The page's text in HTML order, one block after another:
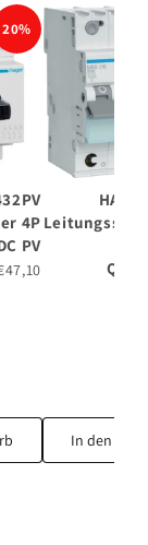
20%
4P
PV
In den